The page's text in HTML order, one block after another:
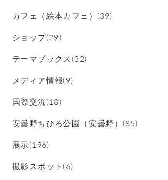
カフェ（絵本カフェ）(39)
ショップ(29)
テーマブックス(32)
メディア情報(9)
国際交流(18)
安曇野ちひろ公園（安曇野）(85)
展示(196)
撮影スポット(6)